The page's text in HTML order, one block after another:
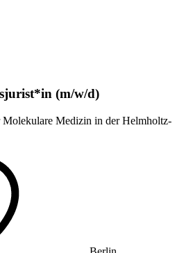
(m/w/d)
Medizin in der Helmholtz-